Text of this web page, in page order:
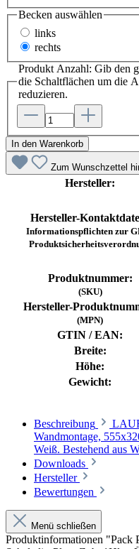
Becken auswählen
links
rechts
Produkt Anzahl: Gib den
die Schaltflächen um die
reduzieren.
In den Warenkorb
Zum Wunschzettel
Hersteller:
Hersteller-
Informationspflichten zur
Produktnummer:
(SKU)
Hersteller-
(MPN)
GTIN / EAN:
Breite:
Höhe:
Gewicht:
Beschreibung
Wandmontage,
Weiß. Bestehend aus
Downloads
Hersteller
Bewertungen
Menü schließen
Produktinformationen